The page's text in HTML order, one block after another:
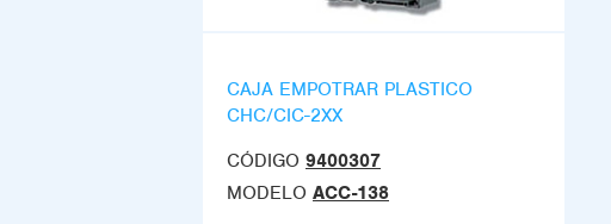
CAJA EMPOTRAR PLASTICO
CHC/CIC-2XX
CÓDIGO 9400307
MODELO ACC-138